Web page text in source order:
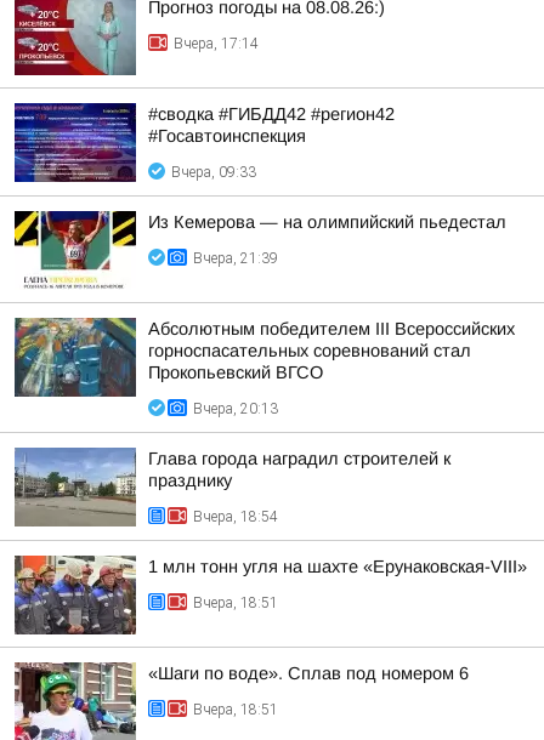
Прогноз погоды на 08.08.26:)
Вчера, 17:14
#сводка #ГИБДД42 #регион42
#Госавтоинспекция
Вчера, 09:33
Из Кемерова — на олимпийский пьедестал
Вчера, 21:39
Абсолютным победителем III Всероссийских
горноспасательных соревнований стал
Прокопьевский ВГСО
Вчера, 20:13
Глава города наградил строителей к
празднику
Вчера, 18:54
1 млн тонн угля на шахте «Ерунаковская-VIII»
Вчера, 18:51
«Шаги по воде». Сплав под номером 6
Вчера, 18:51